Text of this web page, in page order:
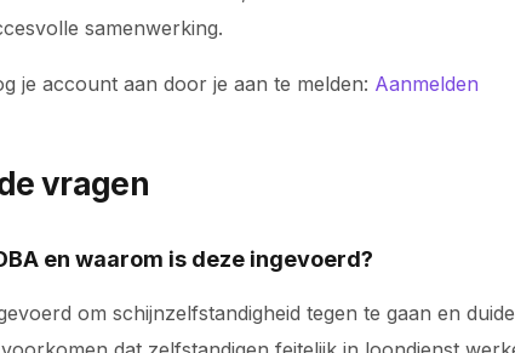
samenwerking.
je account aan door je aan te melden: Aanmelden
vragen
en waarom is deze ingevoerd?
om schijnzelfstandigheid tegen te gaan en